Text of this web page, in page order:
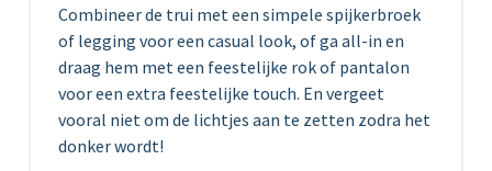
Combineer de trui met een simpele spijkerbroek
of legging voor een casual look, of ga all-in en
draag hem met een feestelijke rok of pantalon
voor een extra feestelijke touch. En vergeet
vooral niet om de lichtjes aan te zetten zodra het
donker wordt!